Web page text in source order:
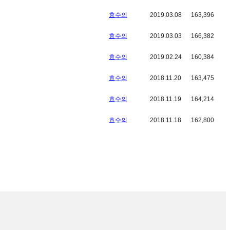
효수의 2019.03.08 163,396
효수의 2019.03.03 166,382
효수의 2019.02.24 160,384
효수의 2018.11.20 163,475
효수의 2018.11.19 164,214
효수의 2018.11.18 162,800